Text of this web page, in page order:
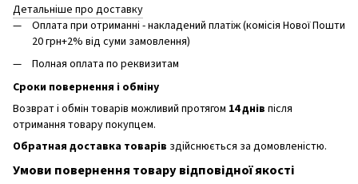
Детальніше про доставку
Оплата при отриманні - накладений платіж (комісія Нової Пошти
20 грн+2% від суми замовлення)
Полная оплата по реквизитам
Сроки повернення і обміну
Возврат і обмін товарів можливий протягом 14 днів після
отримання товару покупцем.
Обратная доставка товарів здійснюється за домовленістю.
Умови повернення товару відповідної якості